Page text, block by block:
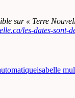
sur « Terre
les-dates-sont-
isabelle